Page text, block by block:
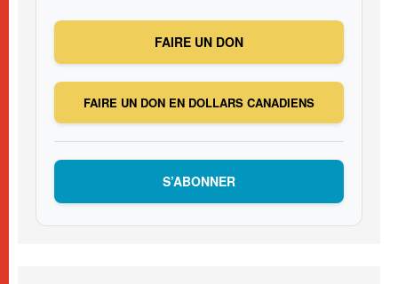
FAIRE UN DON
FAIRE UN DON EN DOLLARS CANADIENS
S’ABONNER